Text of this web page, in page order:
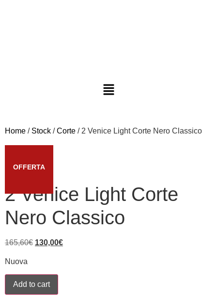
Home / Stock /Corte / 2 Venice Light Corte Nero Classico
OFFERTA
2 Venice Light Corte
Nero Classico
165,60€ 130,00€
Nuova
Add to cart